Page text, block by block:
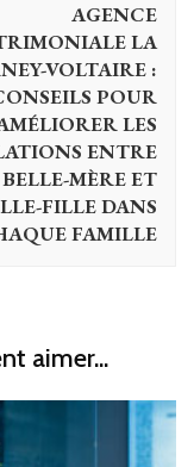
AGENCE
LA
VOLTAIRE :
POUR
LES
ENTRE
BELLE-MÈRE ET
FILLE DANS
FAMILLE
aimer...